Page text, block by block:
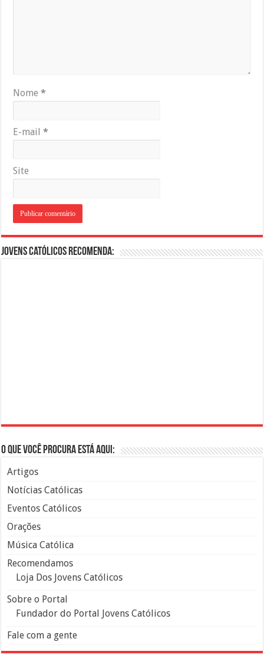
Nome*
E-mail*
Site
Jovens Católicos Recomenda:
O que você procura está aqui:
Artigos
Notícias Católicas
Eventos Católicos
Orações
Música Católica
Recomendamos
Loja Dos Jovens Católicos
Sobre o Portal
Fundador do Portal Jovens Católicos
Fale com a gente